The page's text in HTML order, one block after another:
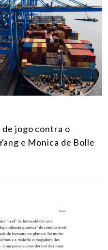
de jogo contra o
e Monica de Bolle